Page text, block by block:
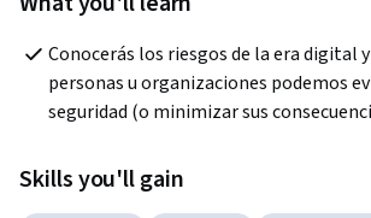
Conocerás los riesgos de la era digital
personas u organizaciones podemos
seguridad (o minimizar sus
Skills you'll gain